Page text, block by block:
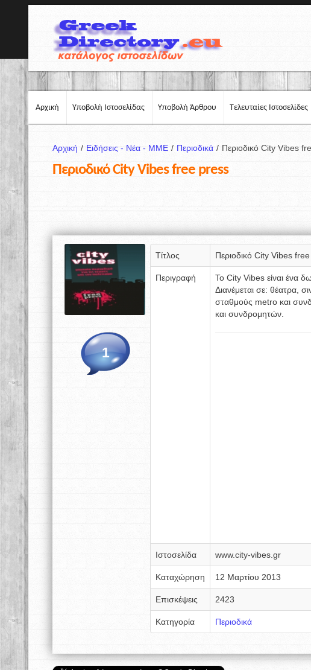
Αρχική Υποβολή Ιστοσελίδας Υποβολή Άρθρου Τελευταίες Ιστοσελίδες
Αρχική / Ειδήσεις - Νέα - ΜΜΕ / Περιοδικά / Περιοδικό City Vibes
Περιοδικό City Vibes free press
1
Τίτλος Περιοδικό City Vibes
Περιγραφή
Το City Vibes είναι ένα
Διανέμεται σε: θέατρα,
σταθμούς metro και
και συνδρομητών.
Ιστοσελίδα www.city-vibes.gr
Καταχώρηση 12 Μαρτίου 2013
Επισκέψεις 2423
Κατηγορία Περιοδικά